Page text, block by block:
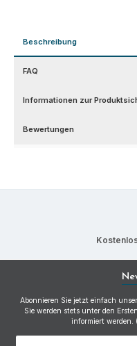
Beschreibung
FAQ
Informationen zur
Bewertungen
Abonnieren Sie jetzt einfach
Sie werden stets unter den
informiert werden.